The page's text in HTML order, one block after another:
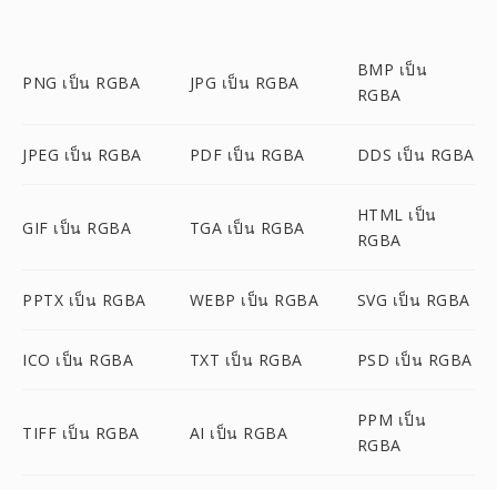
PNG เป็น RGBA JPG เป็น RGBA
BMP เป็น
RGBA
JPEG เป็น RGBA PDF เป็น RGBA DDS เป็น RGBA
GIF เป็น RGBA TGA เป็น RGBA
HTML เป็น
RGBA
PPTX เป็น RGBA WEBP เป็น RGBA SVG เป็น RGBA
ICO เป็น RGBA TXT เป็น RGBA PSD เป็น RGBA
TIFF เป็น RGBA AI เป็น RGBA
PPM เป็น
RGBA